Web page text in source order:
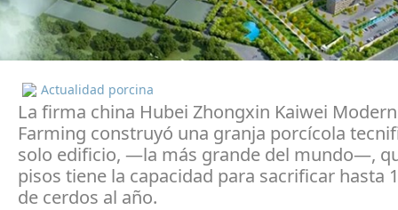
Actualidad porcina
La firma china Hubei Zhongxin Kaiwei Modern
Farming construyó una granja porcícola
solo edificio, —la más grande del mundo—,
pisos tiene la capacidad para sacrificar hasta
de cerdos al año.